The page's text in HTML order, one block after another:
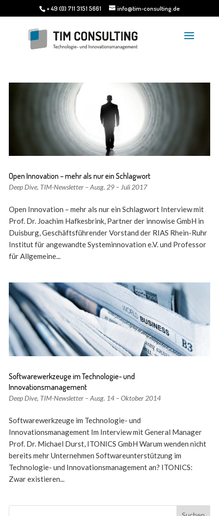
+ 49 (0) 711 3151 5661 info@tim-consulting.de
Open Innovation – mehr als nur ein Schlagwort
Deep Dive, TIM-Newsletter – Ausg. 29 – Juli 2017
Open Innovation – mehr als nur ein Schlagwort Interview mit
Prof. Dr. Joachim Hafkesbrink, Partner der innowise GmbH in
Duisburg, Geschäftsführender Vorstand der RIAS Rhein-Ruhr
Institut für angewandte Systeminnovation e.V. und Professor
für Allgemeine...
Softwarewerkzeuge im Technologie- und
Innovationsmanagement
Deep Dive, TIM-Newsletter – Ausg. 14 – Oktober 2014
Softwarewerkzeuge im Technologie- und
Innovationsmanagement Im Interview mit General Manager
Prof. Dr. Michael Durst, ITONICS GmbH Warum wenden nicht
bereits mehr Unternehmen Softwareunterstützung im
Technologie- und Innovationsmanagement an? ITONICS:
Zwar existieren...